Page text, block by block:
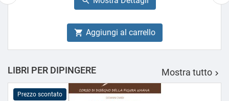
 Aggiungi al carrello
LIBRI PER DIPINGERE Mostra tutto 
Prezzo scontato